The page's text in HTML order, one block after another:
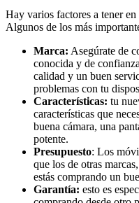
Hay varios factores a tener
Algunos de los más
Marca: Asegúrate de
conocida y de
calidad y un buen
problemas con tu
Características: tu
características que
buena cámara, una
potente.
Presupuesto: Los
que los de otras
estás comprando un
Garantía: esto es